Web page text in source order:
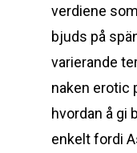
verdiene
bjuds på
varierande
naken erotic
hvordan å gi
enkelt fordi